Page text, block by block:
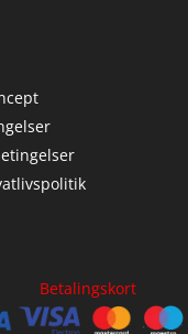
Betalingskort